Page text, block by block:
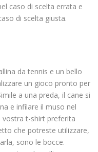
caso di scelta errata e
di scelta giusta.
da tennis e un bello
un gioco pronto per
a una preda, il cane si
e infilare il muso nel
vostra t-shirt preferita
che potreste utilizzare,
sono le bocce.